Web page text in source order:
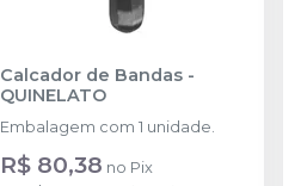
Calcador de Bandas -
QUINELATO
Embalagem com 1 unidade.
R$ 80,38 no Pix